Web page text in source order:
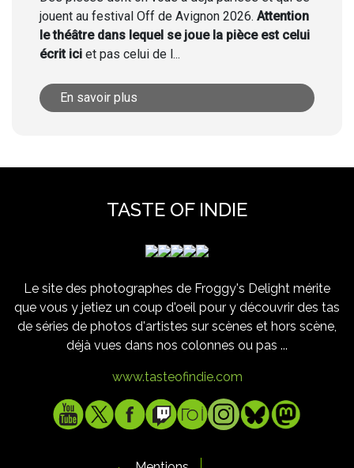
jouent au festival Off de Avignon 2026. Attention
le théâtre dans lequel se joue la pièce est celui
écrit ici et pas celui de l...
En savoir plus
TASTE OF INDIE
Le site des photographes de Froggy's Delight mérite
que vous y jetiez un coup d'oeil pour y découvrir des tas
de séries de photos d'artistes sur scènes et hors scène,
déjà vues dans nos colonnes ou pas ...
www.tasteofindie.com